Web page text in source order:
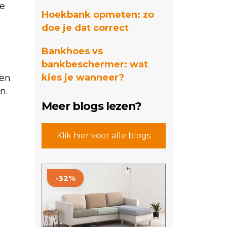
Hoekbank opmeten: zo
doe je dat correct
Bankhoes vs
bankbeschermer: wat
kies je wanneer?
Meer blogs lezen?
Klik hier voor alle blogs
-32%
Dit
product
heeft
meerdere
variaties.